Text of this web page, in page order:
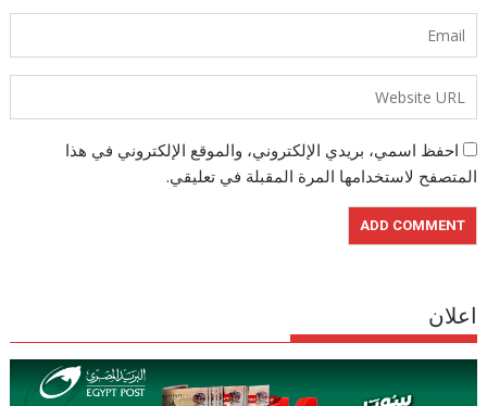
احفظ اسمي، بريدي الإلكتروني، والموقع الإلكتروني في هذا
المتصفح لاستخدامها المرة المقبلة في تعليقي.
اعلان